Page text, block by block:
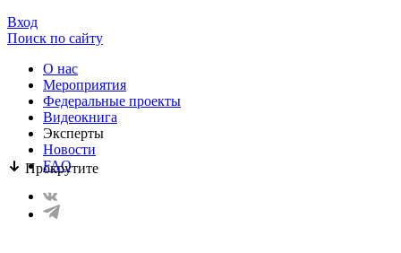
Прокрутите
Вход
Поиск по сайту
О нас
Mероприятия
Федеральные проекты
Видеокнига
Эксперты
Новости
FAQ